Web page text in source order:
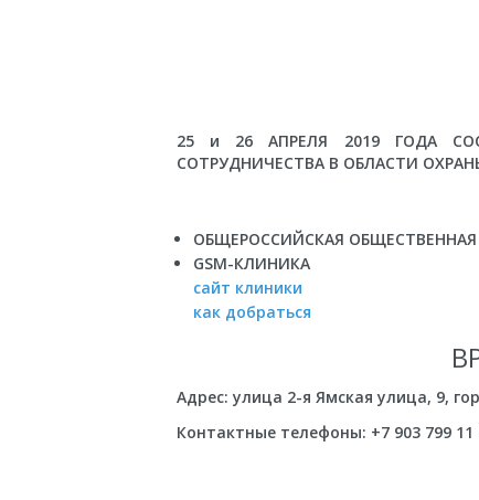
25 и 26 АПРЕЛЯ 2019 ГОДА
СОТРУДНИЧЕСТВА В ОБЛАСТИ
ОБЩЕРОССИЙСКАЯ
GSM-КЛИНИКА
сайт клиники
как добраться
Адрес: улица 2-я Ямская улица, 9,
Контактные телефоны: +7 903 799 11